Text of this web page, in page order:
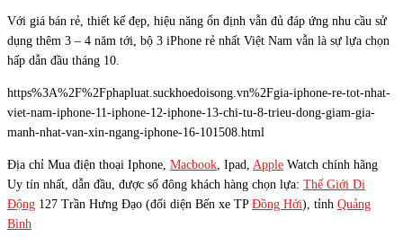
Với giá bán rẻ, thiết kế đẹp, hiệu năng ổn định vẫn đủ đáp ứng nhu cầu sử
dụng thêm 3 – 4 năm tới, bộ 3 iPhone rẻ nhất Việt Nam vẫn là sự lựa chọn
hấp dẫn đầu tháng 10.
https%3A%2F%2Fphapluat.suckhoedoisong.vn%2Fgia-iphone-re-tot-nhat-
viet-nam-iphone-11-iphone-12-iphone-13-chi-tu-8-trieu-dong-giam-gia-
manh-nhat-van-xin-ngang-iphone-16-101508.html
Địa chỉ Mua điện thoại Iphone, Macbook, Ipad, Apple Watch chính hãng
Uy tín nhất, dẫn đầu, được số đông khách hàng chọn lựa: Thế Giới Di
Động 127 Trần Hưng Đạo (đối diện Bến xe TP Đồng Hới), tỉnh Quảng
Bình